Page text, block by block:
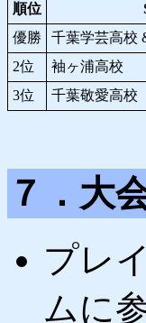
順位
優勝
千葉学芸高校
2位
袖ヶ浦高校
3位
千葉敬愛高校
７．大
プレ
ムに